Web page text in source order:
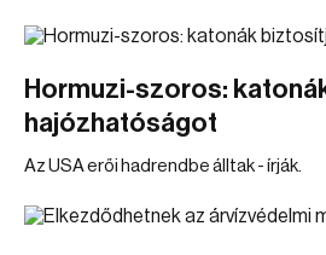
Hormuzi-szoros:
hajózhatóságot
Az USA erői hadrendbe álltak - írják.